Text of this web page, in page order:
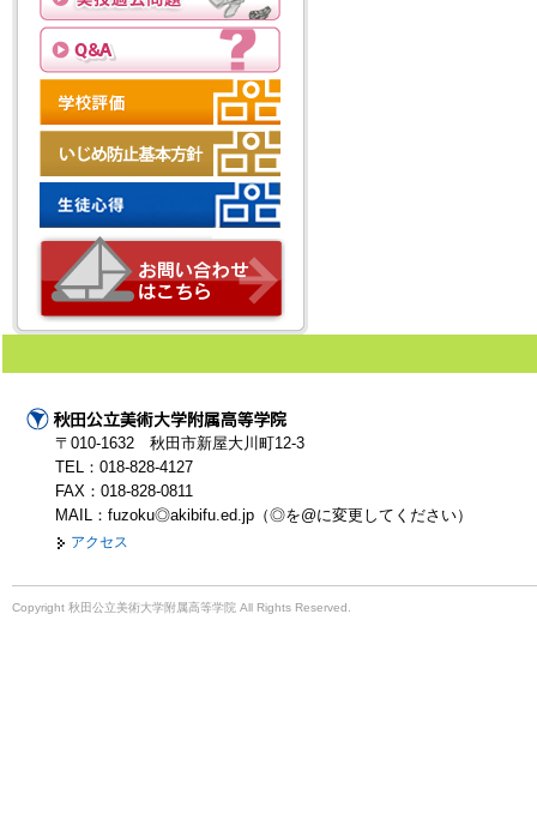
〒010-1632 秋田市新屋大川町12-3
TEL：018-828-4127
FAX：018-828-0811
MAIL：fuzoku◎akibifu.ed.jp（◎を@に変更してください）
アクセス
Copyright 秋田公立美術大学附属高等学院 All Rights Reserved.